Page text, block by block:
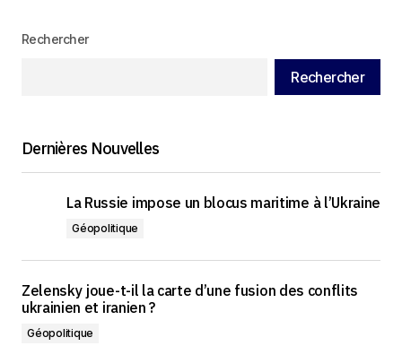
Rechercher
Rechercher
Dernières Nouvelles
La Russie impose un blocus maritime à l’Ukraine
Géopolitique
Zelensky joue-t-il la carte d’une fusion des conflits
ukrainien et iranien ?
Géopolitique